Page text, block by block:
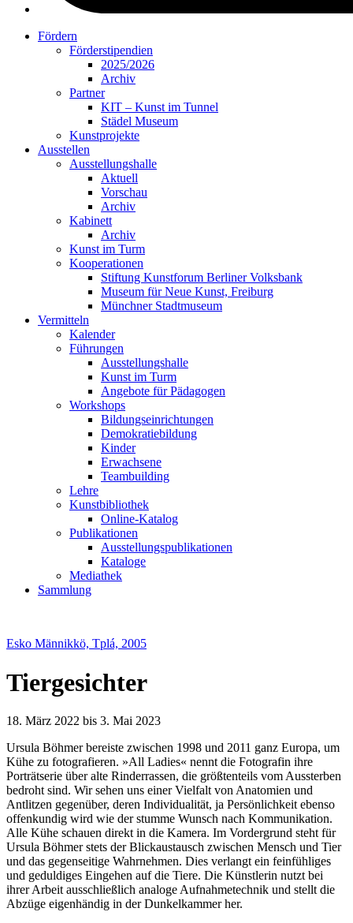
Fördern
Förderstipendien
2025/2026
Archiv
Partner
KIT – Kunst im Tunnel
Städel Museum
Kunstprojekte
Ausstellen
Ausstellungshalle
Aktuell
Vorschau
Archiv
Kabinett
Archiv
Kunst im Turm
Kooperationen
Stiftung Kunstforum Berliner Volksbank
Museum für Neue Kunst, Freiburg
Münchner Stadtmuseum
Vermitteln
Kalender
Führungen
Ausstellungshalle
Kunst im Turm
Angebote für Pädagogen
Workshops
Bildungseinrichtungen
Demokratiebildung
Kinder
Erwachsene
Teambuilding
Lehre
Kunstbibliothek
Online-Katalog
Publikationen
Ausstellungspublikationen
Kataloge
Mediathek
Sammlung
Esko Männikkö, Tplá, 2005
Tiergesichter
18. März 2022 bis 3. Mai 2023
Ursula Böhmer bereiste zwischen 1998 und 2011 ganz Europa, um
Kühe zu fotografieren. »All Ladies« nennt die Fotografin ihre
Porträtserie über alte Rinderrassen, die größtenteils vom Aussterben
bedroht sind. Wir sehen uns einer Vielfalt von Anatomien und
Antlitzen gegenüber, deren Individualität, ja Persönlichkeit ebenso
offenkundig wird wie der stumme Wunsch nach Kommunikation.
Alle Kühe schauen direkt in die Kamera. Im Vordergrund steht für
Ursula Böhmer stets der Blickaustausch zwischen Mensch und Tier
und das gegenseitige Wahrnehmen. Dies verlangt ein feinfühliges
und geduldiges Eingehen auf die Tiere. Die Künstlerin nutzt bei
ihrer Arbeit ausschließlich analoge Aufnahmetechnik und stellt die
Abzüge eigenhändig in der Dunkelkammer her.